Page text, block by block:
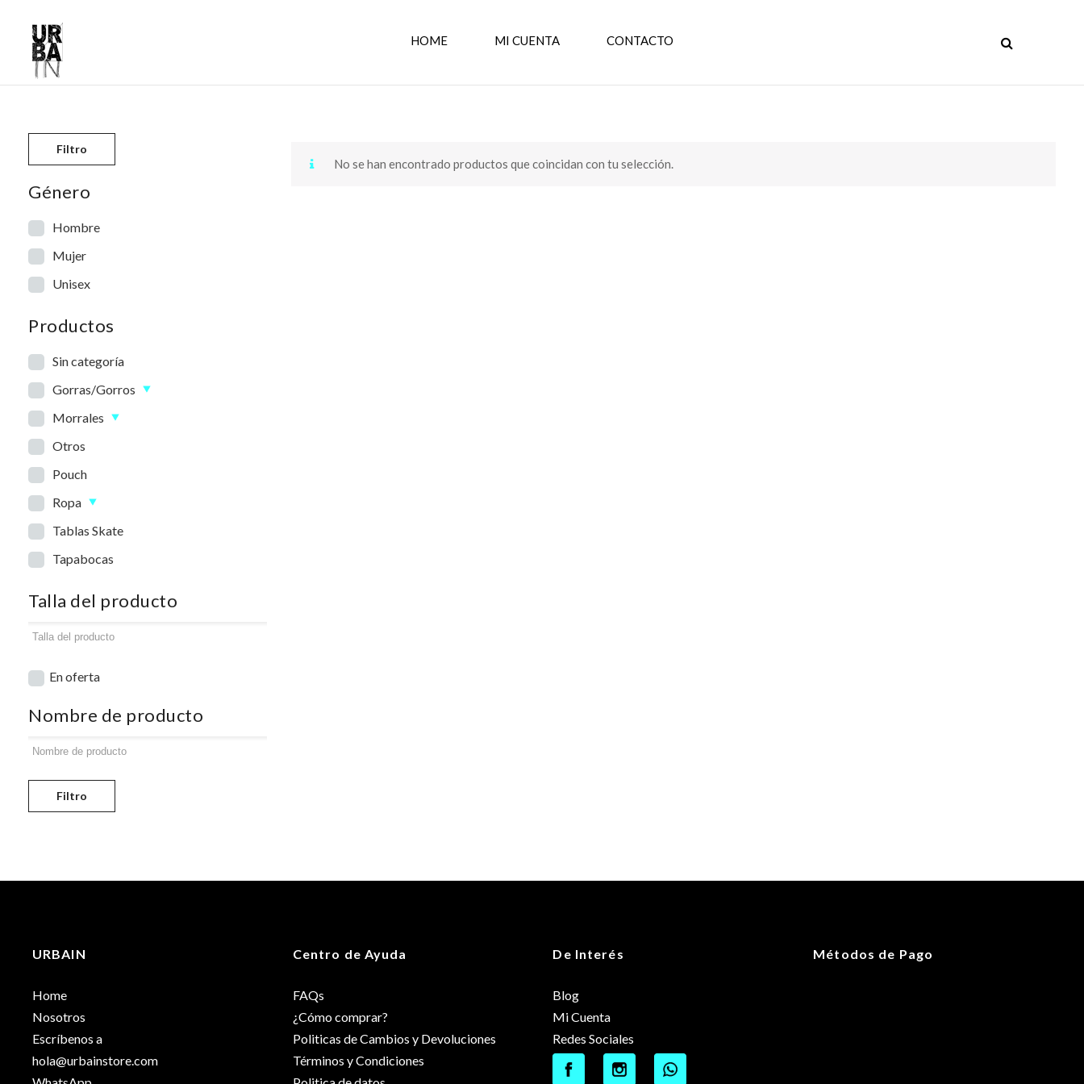
HOME MI CUENTA CONTACTO
Skip to content
No se han encontrado productos que coincidan con tu selección.
Filtro
Género
Hombre
Mujer
Unisex
Productos
Sin categoría
Gorras/Gorros
Morrales
Otros
Pouch
Ropa
Tablas Skate
Tapabocas
Talla del producto
En oferta
Nombre de producto
Filtro
URBAIN
Home
Nosotros
Escríbenos a
hola@urbainstore.com
Centro de Ayuda
FAQs
¿Cómo comprar?
Politicas de Cambios y Devoluciones
Términos y Condiciones
De Interés
Blog
Mi Cuenta
Redes Sociales
Métodos de Pago